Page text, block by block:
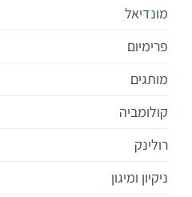
מונדיאל
פרימיום‎
מותגים
קולומביה
רולינק
ניקיון ומיגון